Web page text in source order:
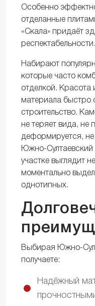
Особенно
отделанные
«Скала» придаёт
респектабельности.
Набирают
которые часто
отделкой. Красота
материала быстро
строительство.
не теряет вида, не
деформируется, не
Южно-Султаевский
участке выглядит
моментально
однотипных.
Выбирая Южно-
получаете:
Надёжный